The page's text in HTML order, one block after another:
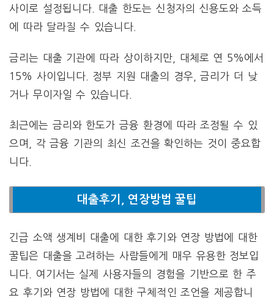
사이로 설정됩니다. 대출 한도는 신청자의 신용도와 소득
에 따라 달라질 수 있습니다.
금리는 대출 기관에 따라 상이하지만, 대체로 연 5%에서
15% 사이입니다. 정부 지원 대출의 경우, 금리가 더 낮
거나 무이자일 수 있습니다.
최근에는 금리와 한도가 금융 환경에 따라 조정될 수 있
으며, 각 금융 기관의 최신 조건을 확인하는 것이 중요합
니다.
대출후기, 연장방법 꿀팁
긴급 소액 생계비 대출에 대한 후기와 연장 방법에 대한
꿀팁은 대출을 고려하는 사람들에게 매우 유용한 정보입
니다. 여기서는 실제 사용자들의 경험을 기반으로 한 주
요 후기와 연장 방법에 대한 구체적인 조언을 제공합니